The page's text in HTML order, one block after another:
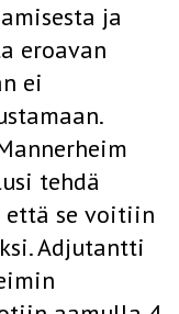
ja
eroavan
ei
tehdä
että se voitiin
Adjutantti